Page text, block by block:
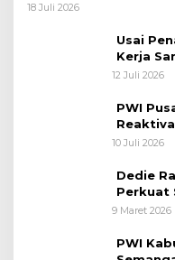
18 Juli 2026
Usai
Kerja
12 Juli 2026
PWI
31
10 Juli 2026
Dedie
Perkuat
Ekonomi
9 Maret 2026
PWI